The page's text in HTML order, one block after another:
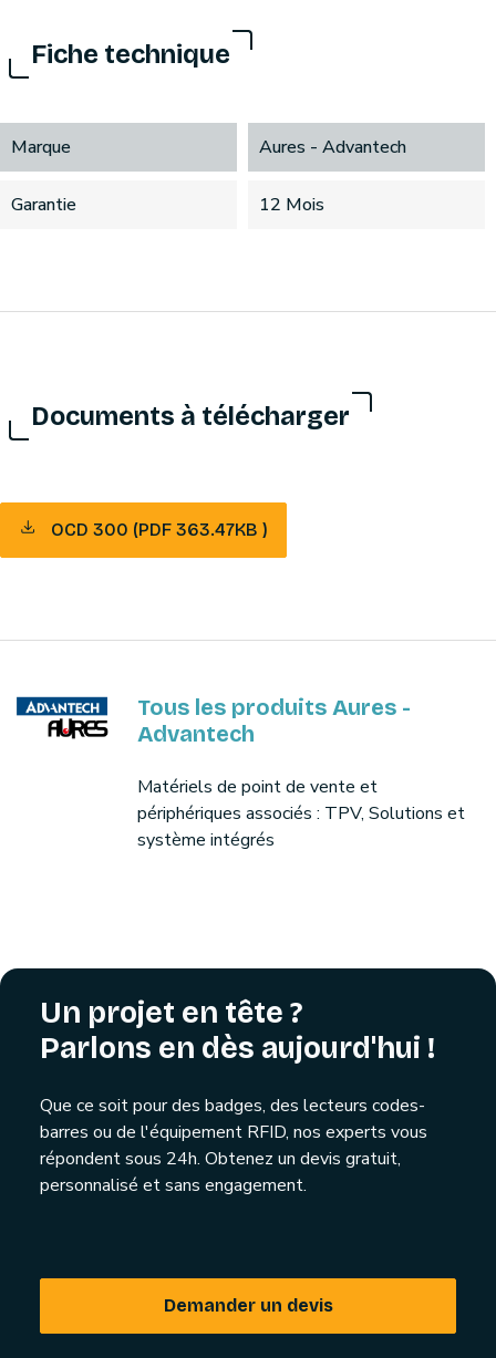
Fiche technique
Marque Aures - Advantech
Garantie 12 Mois
Documents à télécharger
OCD 300 (PDF 363.47KB )
Tous les produits Aures -
Advantech
Matériels de point de vente et
périphériques associés : TPV, Solutions et
système intégrés
Un projet en tête ?
Parlons en dès aujourd'hui !
Que ce soit pour des badges, des lecteurs codes-
barres ou de l'équipement RFID, nos experts vous
répondent sous 24h. Obtenez un devis gratuit,
personnalisé et sans engagement.
Demander un devis